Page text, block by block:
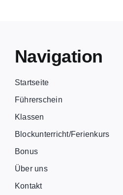
Navigation
Startseite
Führerschein
Klassen
Blockunterricht/Ferienkurs
Bonus
Über uns
Kontakt